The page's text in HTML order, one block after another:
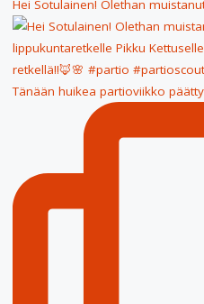
Hei Sotulainen! Olethan
Tänään huikea partioviikko